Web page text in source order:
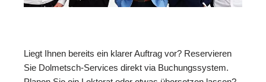
Liegt Ihnen bereits ein klarer Auftrag vor? Reservieren
Sie Dolmetsch-Services direkt via Buchungssystem.